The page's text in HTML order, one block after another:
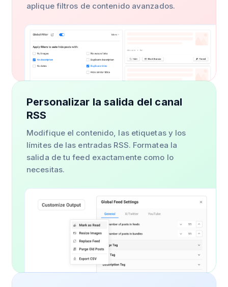
aplique filtros de contenido avanzados.
Personalizar la salida del canal
RSS
Modifique el contenido, las etiquetas y los
límites de las entradas RSS. Formatea la
salida de tu feed exactamente como lo
necesitas.